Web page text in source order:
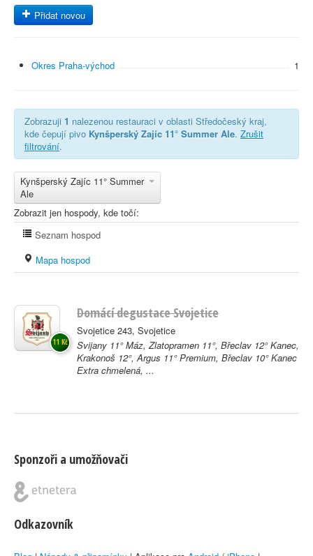
Přidat novou
Okres Praha-východ 1
Zobrazuji 1 nalezenou restauraci v oblasti Středočeský kraj,
kde čepují pivo Kynšperský Zajíc 11° Summer Ale. Zrušit
filtrování.
Kynšperský Zajíc 11° Summer
Ale
Zobrazit jen hospody, kde točí:
Seznam hospod
Mapa hospod
Domácí degustace Svojetice
Svojetice 243, Svojetice
Svijany 11° Máz, Zlatopramen 11°, Břeclav 12° Kanec,
Krakonoš 12°, Argus 11° Premium, Břeclav 10° Kanec
Extra chmelená, ...
11 Kč
Sponzoři a umožňovači
Odkazovník